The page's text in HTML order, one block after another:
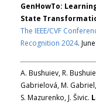
GenHowTo:
State
The IEEE/CVF
Recognition 2024.
A. Bushuiev, R.
Gabrielová, M.
S. Mazurenko, J. Šivic.